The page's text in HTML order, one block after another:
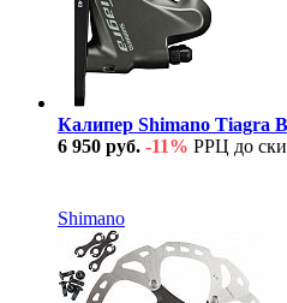
Калипер Shimano Tiagra
6 950 руб. -11% РРЦ до
Shimano